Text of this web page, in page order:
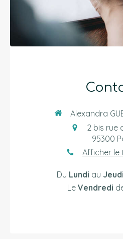
Alexandra
2 bis rue
95300
Afficher le
Du Lundi au Jeudi
Le Vendredi